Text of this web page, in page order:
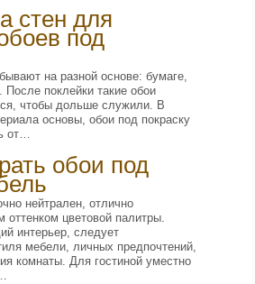
стен для
под
на разной основе: бумаге,
поклейки такие обои
чтобы дольше служили. В
основы, обои под покраску
от…
обои под
нейтрален, отлично
оттенком цветовой палитры.
интерьер, следует
мебели, личных предпочтений,
комнаты. Для гостиной уместно